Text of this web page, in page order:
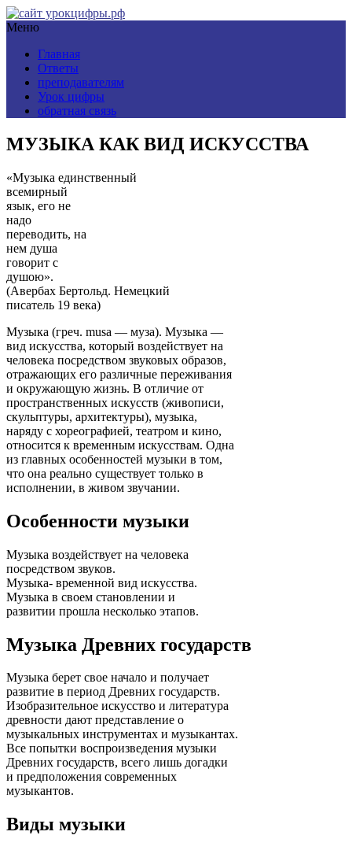
Меню
Главная
Ответы
преподавателям
Урок цифры
обратная связь
МУЗЫКА КАК ВИД ИСКУССТВА
«Музыка единственный
всемирный
язык, его не
надо
переводить, на
нем душа
говорит с
душою».
(Авербах Бертольд. Немецкий
писатель 19 века)
Музыка (греч. musa — муза). Музыка —
вид искусства, который воздействует на
человека посредством звуковых образов,
отражающих его различные переживания
и окружающую жизнь. В отличие от
пространственных искусств (живописи,
скульптуры, архитектуры), музыка,
наряду с хореографией, театром и кино,
относится к временным искусствам. Одна
из главных особенностей музыки в том,
что она реально существует только в
исполнении, в живом звучании.
Особенности музыки
Музыка воздействует на человека
посредством звуков.
Музыка- временной вид искусства.
Музыка в своем становлении и
развитии прошла несколько этапов.
Музыка Древних государств
Музыка берет свое начало и получает
развитие в период Древних государств.
Изобразительное искусство и литература
древности дают представление о
музыкальных инструментах и музыкантах.
Все попытки воспроизведения музыки
Древних государств, всего лишь догадки
и предположения современных
музыкантов.
Виды музыки